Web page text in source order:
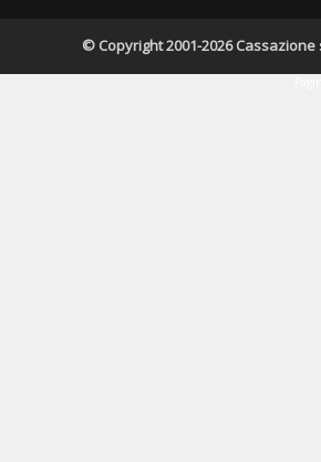
© Copyright 2001-2026 Cassazione